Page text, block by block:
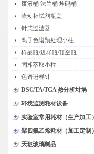
废液桶 法兰桶 堆码桶
流动相试剂瓶盖
针式过滤器
离子色谱预处理小柱
样品瓶/进样瓶/顶空瓶
固相萃取小柱
色谱进样针
DSC/TA/TGA 热分析坩埚
环境监测耗材设备
实验室常用耗材（生产加工）
聚四氟乙烯耗材（加工定制）
天玻玻璃制品